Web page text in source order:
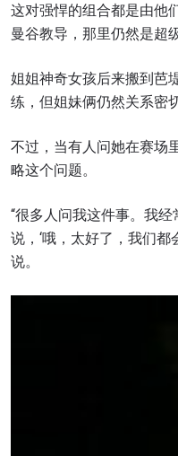
这对强悍的组合都是由他
曼谷教导，那里仍然是超
姐姐神奇女孩后来搬到芭
练，但姐妹俩仍然关系密切
不过，当有人问她在赛场
略这个问题。
“很多人问我这件事。我
说，‘哦，太好了，我们都
说。